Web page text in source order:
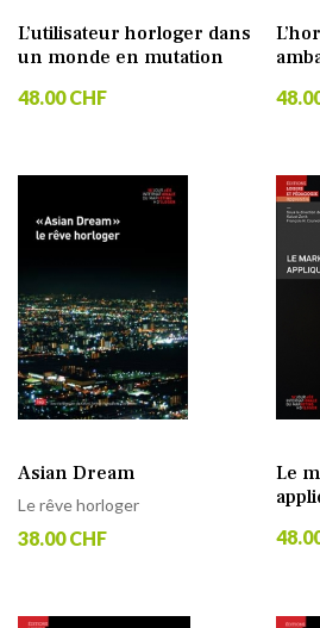
L’utilisateur horloger dans
un monde en mutation
48.00 CHF
Asian Dream
Le rêve horloger
38.00 CHF
Le